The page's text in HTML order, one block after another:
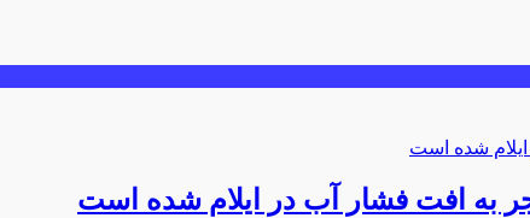
به افت فشار آب در ایلام شده است